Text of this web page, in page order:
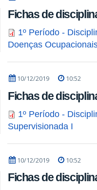
Fichas de
1º Período -
Doenças
10/12/2019 10:52
Fichas de
1º Período -
Supervisionada I
10/12/2019 10:52
Fichas de